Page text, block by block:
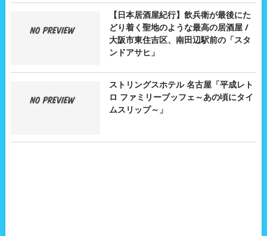
【日本居酒屋紀行】飲兵衛が最後にた
どり着く聖地のような最高の居酒屋 /
大阪市東住吉区、南田辺駅前の「スタ
ンドアサヒ」
ストリングスホテル 名古屋「平成レト
ロ ファミリーブッフェ～あの頃にタイ
ムスリップ～」